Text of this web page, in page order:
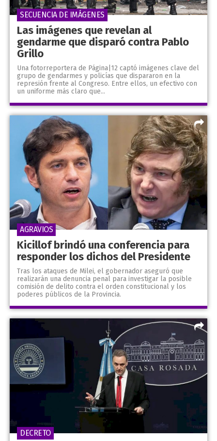
Las imágenes que revelan al
gendarme que disparó contra Pablo
Grillo
Una fotorreportera de Página|12 captó imágenes clave del
grupo de gendarmes y policías que dispararon en la
represión frente al Congreso. Entre ellos, un efectivo con
un uniforme más claro que...
SECUENCIA DE IMÁGENES
Kicillof brindó una conferencia para
responder los dichos del Presidente
Tras los ataques de Milei, el gobernador aseguró que
realizarán una denuncia penal para investigar la posible
comisión de delito contra el orden constitucional y los
poderes públicos de la Provincia.
AGRAVIOS
DECRETO